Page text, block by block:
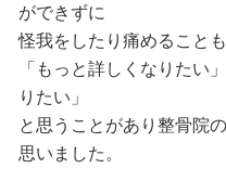
ができずに
怪我をしたり痛めること
「もっと詳しくなりたい
りたい」
と思うことがあり整骨院
思いました。